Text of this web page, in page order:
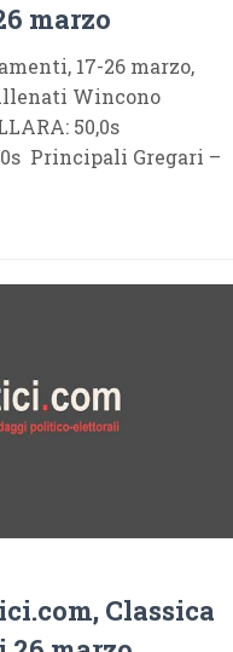
marzo
17-26 marzo,
Wincono
50,0s
Principali Gregari –
Classica